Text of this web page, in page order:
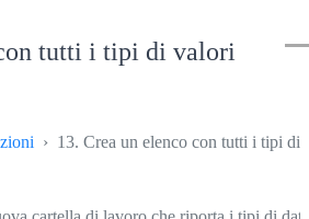
tutti i tipi di valori
› 13. Crea un elenco con tutti i tipi di